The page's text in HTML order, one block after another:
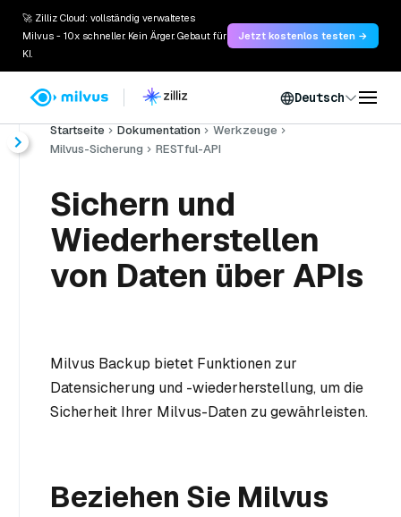
🚀 Zilliz Cloud: vollständig verwaltetes
Milvus - 10x schneller. Kein Ärger. Gebaut für
KI.
Jetzt kostenlos testen →
Deutsch
Startseite Dokumentation
Werkzeuge
Milvus-Sicherung
RESTful-API
Sichern und
Wiederherstellen
von Daten über APIs
Milvus Backup bietet Funktionen zur
Datensicherung und -wiederherstellung, um die
Sicherheit Ihrer Milvus-Daten zu gewährleisten.
Beziehen Sie Milvus